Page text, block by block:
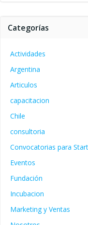
Categorías
Actividades
Argentina
Articulos
capacitacion
Chile
consultoria
Convocatorias para
Eventos
Fundación
Incubacion
Marketing y Ventas